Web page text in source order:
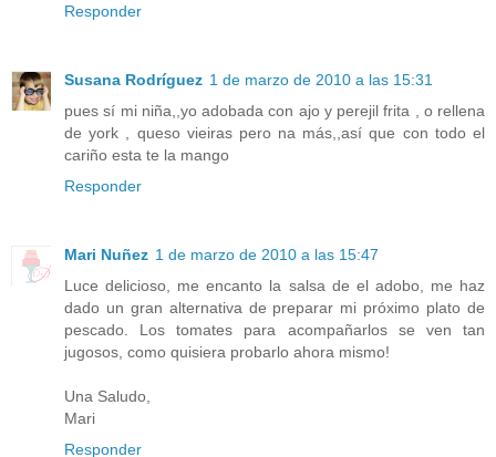
Responder
Susana Rodríguez 1 de marzo de 2010 a las 15:31
pues sí mi niña,,yo adobada con ajo y perejil frita , o rellena
de york , queso vieiras pero na más,,así que con todo el
cariño esta te la mango
Responder
Mari Nuñez 1 de marzo de 2010 a las 15:47
Luce delicioso, me encanto la salsa de el adobo, me haz
dado un gran alternativa de preparar mi próximo plato de
pescado. Los tomates para acompañarlos se ven tan
jugosos, como quisiera probarlo ahora mismo!
Una Saludo,
Mari
Responder